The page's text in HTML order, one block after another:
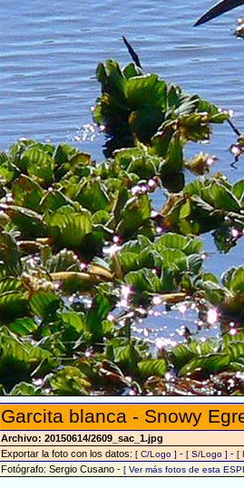
Garcita blanca - Snowy
Archivo: 20150614/2609_sac_1.jpg
Exportar la foto con los datos: [ C/Logo ] - [ S/Logo ] - [
Fotógrafo: Sergio Cusano - [ Ver más fotos de esta